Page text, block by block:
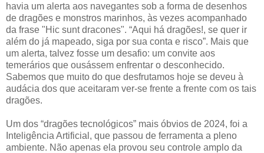
havia um alerta aos navegantes sob a forma de desenhos
de dragões e monstros marinhos, às vezes acompanhado
da frase "Hic sunt dracones". “Aqui há dragões!, se quer ir
além do já mapeado, siga por sua conta e risco”. Mais que
um alerta, talvez fosse um desafio: um convite aos
temerários que ousássem enfrentar o desconhecido.
Sabemos que muito do que desfrutamos hoje se deveu à
audácia dos que aceitaram ver-se frente a frente com os tais
dragões.
Um dos “dragões tecnológicos” mais óbvios de 2024, foi a
Inteligência Artificial, que passou de ferramenta a pleno
ambiente. Não apenas ela provou seu controle amplo da